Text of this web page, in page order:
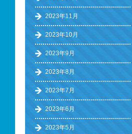
2023年11月
2023年10月
2023年9月
2023年8月
2023年7月
2023年6月
2023年5月